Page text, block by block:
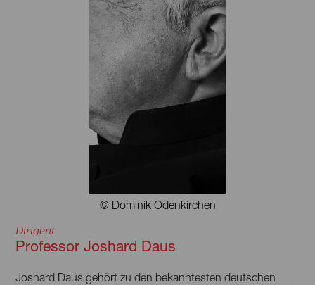
© Dominik Odenkirchen
Dirigent
Professor Joshard Daus
Joshard Daus gehört zu den bekanntesten deutschen